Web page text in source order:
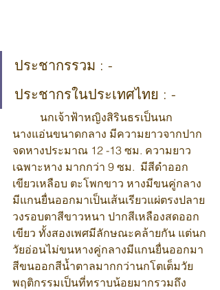
ประชากรรวม : -
ประชากรในประเทศไทย : -
นางแอ่นขนาดกลาง มีความยาวจากปาก
จดหางประมาณ 12 -13 ซม. ความยาว
เฉพาะหาง มากกว่า 9 ซม.  มีสีดำออก
เขียวเหลือบ ตะโพกขาว หางมีขนคู่กลาง
มีแกนยื่นออกมาเป็นเส้นเรียวแผ่ตรงปลาย
วงรอบตาสีขาวหนา ปากสีเหลืองสดออก
เขียว ทั้งสองเพศมีลักษณะคล้ายกัน แต่นก
วัยอ่อนไม่ขนหางคู่กลางมีแกนยื่นออกมา
สีขนออกสีน้ำตาลมากกว่านกโตเต็มวัย
พฤติกรรมเป็นที่ทราบน้อยมากรวมถึง